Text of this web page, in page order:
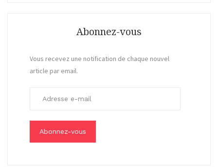
Abonnez-vous
Vous recevez une notification de chaque nouvel
article par email.
s